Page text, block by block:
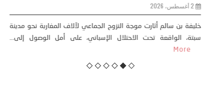
23 يوليو، 2026
كتب: منذر بالضيافي بدأت قصتي مع التغييرات المناخية ” المتطرفة”،
منذ نهاية ثمانينات القرن الماضي، حين أطردنا ...